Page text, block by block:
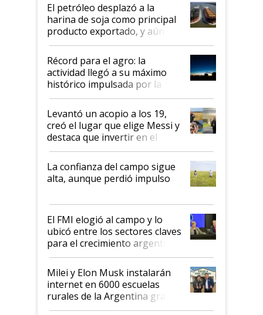
El petróleo desplazó a la
harina de soja como principal
producto exportado, y aún así
el agro aportó casi seis de cada
diez dólares y sostuvo el
liderazgo en un semestre
récord
Récord para el agro: la
actividad llegó a su máximo
histórico impulsada por la
cosecha y las exportaciones
Levantó un acopio a los 19,
creó el lugar que elige Messi y
destaca que invertir en el
kirchnerismo era como "darle
plata a un hijo para droga":
Juan Félix Rossetti, el libertario
que de una dura crisis salió
de Milei
La confianza del campo sigue
alta, aunque perdió impulso
El FMI elogió al campo y lo
ubicó entre los sectores claves
para el crecimiento argentino
Milei y Elon Musk instalarán
internet en 6000 escuelas
rurales de la Argentina gracias
a un acuerdo con Starlink